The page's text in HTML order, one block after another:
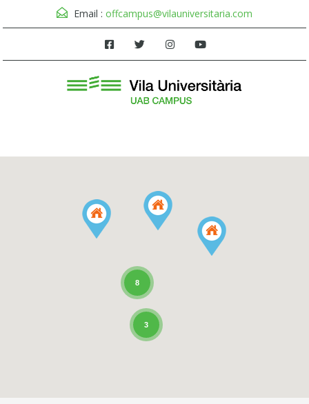
Email : offcampus@vilauniversitaria.com
8
3